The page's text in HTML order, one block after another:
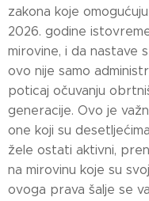
zakona koje
2026. godine
mirovine, i da nastave
ovo nije samo
poticaj očuvanju
generacije. Ovo je
one koji su
žele ostati aktivni,
na mirovinu koje su
ovoga prava šalje se